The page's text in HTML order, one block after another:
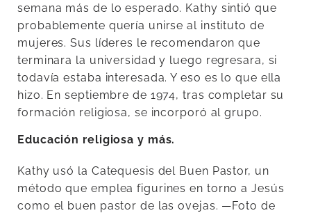
semana más de lo esperado. Kathy sintió que
probablemente quería unirse al instituto de
mujeres. Sus líderes le recomendaron que
terminara la universidad y luego regresara, si
todavía estaba interesada. Y eso es lo que ella
hizo. En septiembre de 1974, tras completar su
formación religiosa, se incorporó al grupo.
Educación religiosa y más.
Kathy usó la Catequesis del Buen Pastor, un
método que emplea figurines en torno a Jesús
como el buen pastor de las ovejas. —Foto de